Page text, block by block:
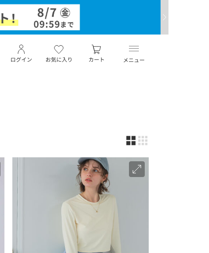
メニュー
お気に入り
ログイン カート